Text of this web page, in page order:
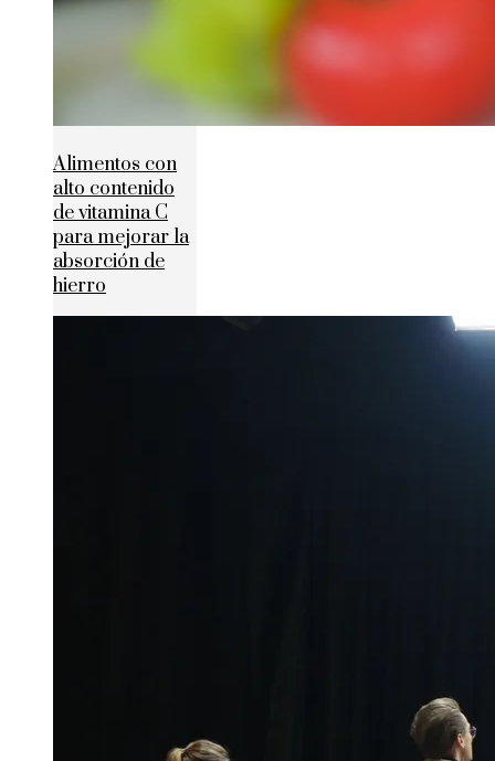
Alimentos con
alto contenido
de vitamina C
para mejorar la
absorción de
hierro